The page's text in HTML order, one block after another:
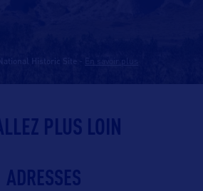
Historic Site
PLUS LOIN
ADRESSES